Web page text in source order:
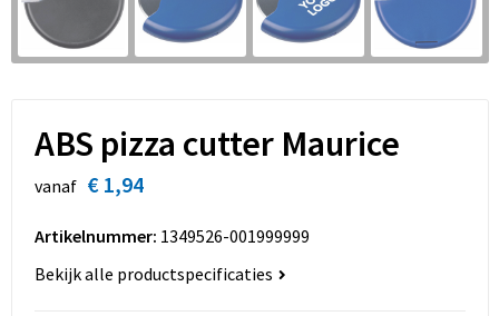
Sinterklaas
Sleutelhangers en Lanyards
Spellen voor binnen en buiten
Sport
Veiligheid, Auto en Fiets
Overhemden
Strandtassen
Toilettassen
Accessoires voor tassen
Schoenentassen
Golftassen
ABS pizza cutter Maurice
vanaf € 1,94
Artikelnummer: 1349526-001999999
Bekijk alle productspecificaties